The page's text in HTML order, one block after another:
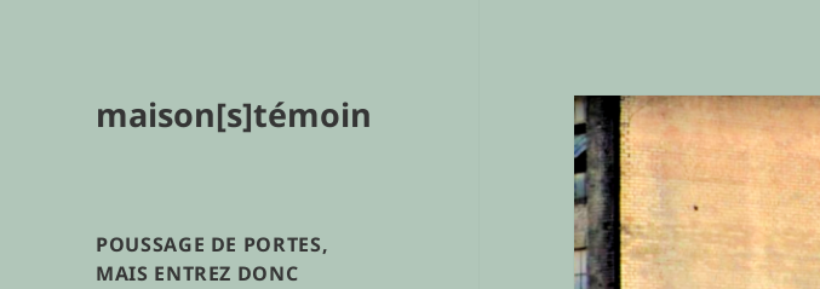
maison[s]témoin
POUSSAGE DE PORTES,
MAIS ENTREZ DONC